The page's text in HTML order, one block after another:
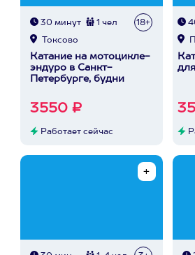
30 минут 1 чел 18+
Токсово
Катание на мотоцикле-
эндуро в Санкт-
Петербурге, будни
3550 ₽
Работает сейчас